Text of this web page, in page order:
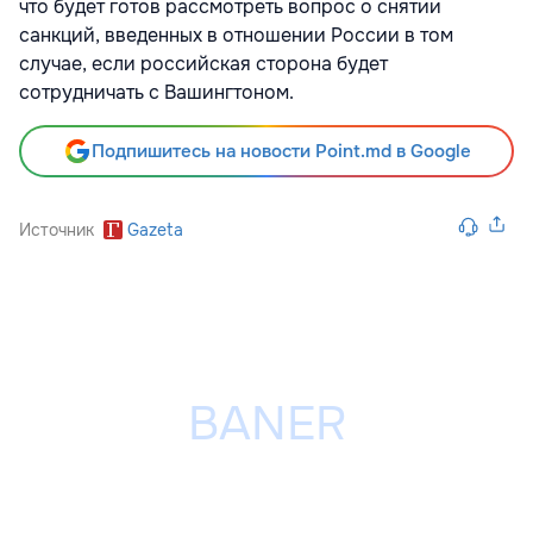
что будет готов рассмотреть вопрос о снятии
санкций, введенных в отношении России в том
случае, если российская сторона будет
сотрудничать с Вашингтоном.
Подпишитесь на новости Point.md в Google
Источник Gazeta